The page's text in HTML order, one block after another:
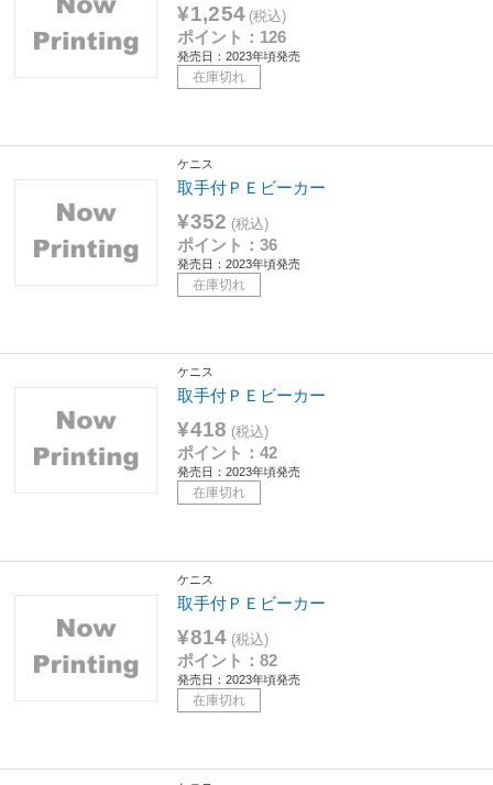
¥1,254 (税込)
ポイント：126
発売日：2023年頃発売
在庫切れ
ケニス
取手付ＰＥビーカー
¥352 (税込)
ポイント：36
発売日：2023年頃発売
在庫切れ
ケニス
取手付ＰＥビーカー
¥418 (税込)
ポイント：42
発売日：2023年頃発売
在庫切れ
ケニス
取手付ＰＥビーカー
¥814 (税込)
ポイント：82
発売日：2023年頃発売
在庫切れ